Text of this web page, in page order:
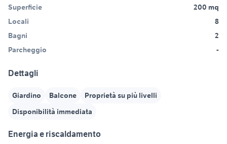
Superficie
200 mq
Locali
8
Bagni
2
Parcheggio
-
Dettagli
Giardino Balcone
Proprietà su più livelli
Disponibilità immediata
Energia e riscaldamento